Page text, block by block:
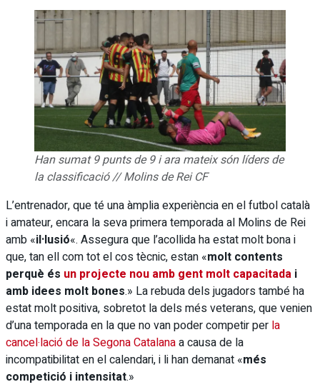
Han sumat 9 punts de 9 i ara mateix són líders de
la classificació // Molins de Rei CF
L’entrenador, que té una àmplia experiència en el futbol català
i amateur, encara la seva primera temporada al Molins de Rei
amb «il·lusió«. Assegura que l’acollida ha estat molt bona i
que, tan ell com tot el cos tècnic, estan «molt contents
perquè és un projecte nou amb gent molt capacitada i
amb idees molt bones.» La rebuda dels jugadors també ha
estat molt positiva, sobretot la dels més veterans, que venien
d’una temporada en la que no van poder competir per la
cancel·lació de la Segona Catalanaa causa de la
incompatibilitat en el calendari, i li han demanat «més
competició i intensitat.»